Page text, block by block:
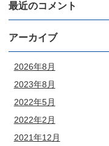
最近のコメント
アーカイブ
2026年8月
2023年8月
2022年5月
2022年2月
2021年12月